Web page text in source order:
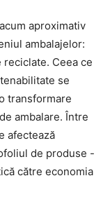
aproximativ
ambalajelor:
Ceea ce
se
transformare
ambalare. Între
afectează
de produse -
către economia